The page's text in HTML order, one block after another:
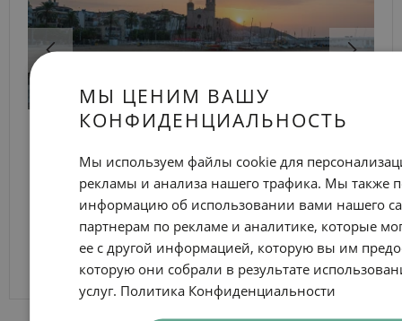
Пляжи, не покидая Барселону
ПРОСМОТРЕТЬ ДЕТАЛИ
МЫ ЦЕНИМ ВАШУ
КОНФИДЕНЦИАЛЬНОСТЬ
Мы используем файлы cookie для
рекламы и анализа нашего трафика. Мы также
информацию об использовании вами нашего
партнерам по рекламе и аналитике, которые
ее с другой информацией, которую вы им
которую они собрали в результате
услуг. Политика Конфиденциальности